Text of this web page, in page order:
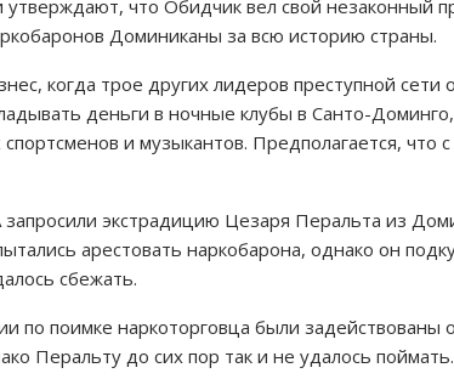
утверждают, что Обидчик вел свой незаконный
Доминиканы за всю историю страны.
когда трое других лидеров преступной сети
деньги в ночные клубы в Санто-
и музыкантов. Предполагается, что
экстрадицию Цезаря Перальта из
арестовать наркобарона, однако он
сбежать.
по поимке наркоторговца были задействованы
Перальту до сих пор так и не удалось поймать.